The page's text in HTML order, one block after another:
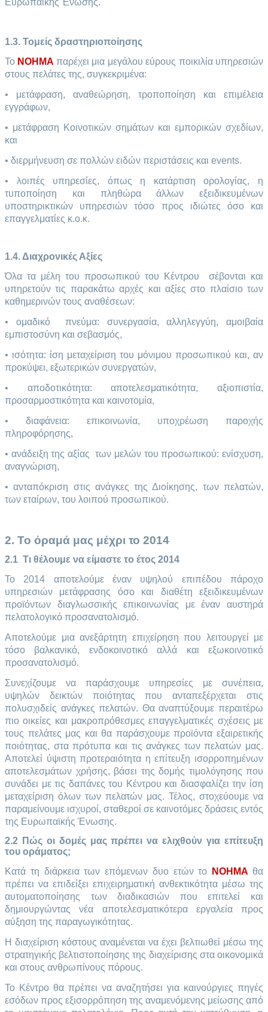
Ευρωπαϊκής Ένωσης.
1.3. Τομείς δραστηριοποίησης
Το NOHMA παρέχει μια μεγάλου εύρους ποικιλία υπηρεσιών
στους πελάτες της, συγκεκριμένα:
• μετάφραση, αναθεώρηση, τροποποίηση και επιμέλεια
εγγράφων,
• μετάφραση Κοινοτικών σημάτων και εμπορικών σχεδίων,
και
• διερμήνευση σε πολλών ειδών περιστάσεις και events.
• λοιπές υπηρεσίες, όπως η κατάρτιση ορολογίας, η
τυποποίηση και πληθώρα άλλων εξειδικευμένων
υποστηρικτικών υπηρεσιών τόσο προς ιδιώτες όσο και
επαγγελματίες κ.ο.κ.
1.4. Διαχρονικές Αξίες
Όλα τα μέλη του προσωπικού του Κέντρου σέβονται και
υπηρετούν τις παρακάτω αρχές και αξίες στο πλαίσιο των
καθημερινών τους αναθέσεων:
• ομαδικό πνεύμα: συνεργασία, αλληλεγγύη, αμοιβαία
εμπιστοσύνη και σεβασμός,
• ισότητα: ίση μεταχείριση του μόνιμου προσωπικού και, αν
προκύψει, εξωτερικών συνεργατών,
• αποδοτικότητα: αποτελεσματικότητα, αξιοπιστία,
προσαρμοστικότητα και καινοτομία,
• διαφάνεια: επικοινωνία, υποχρέωση παροχής
πληροφόρησης,
• ανάδειξη της αξίας των μελών του προσωπικού: ενίσχυση,
αναγνώριση,
• ανταπόκριση στις ανάγκες της Διοίκησης, των πελατών,
των εταίρων, του λοιπού προσωπικού.
2. Το όραμά μας μέχρι το 2014
2.1 Τι θέλουμε να είμαστε το έτος 2014
Το 2014 αποτελούμε έναν υψηλού επιπέδου πάροχο
υπηρεσιών μετάφρασης όσο και διαθέτη εξειδικευμένων
προϊόντων διαγλωσσικής επικοινωνίας με έναν αυστηρά
πελατολογικό προσανατολισμό.
Αποτελούμε μια ανεξάρτητη επιχείρηση που λειτουργεί με
τόσο βαλκανικό, ενδοκοινοτικό αλλά και εξωκοινοτικό
προσανατολισμό.
Συνεχίζουμε να παράσχουμε υπηρεσίες με συνέπεια,
υψηλών δεικτών ποιότητας που ανταπεξέρχεται στις
πολυσχιδείς ανάγκες πελατών. Θα αναπτύξουμε περαιτέρω
πιο οικείες και μακροπρόθεσμες επαγγελματικές σχέσεις με
τους πελάτες μας και θα παράσχουμε προϊόντα εξαιρετικής
ποιότητας, στα πρότυπα και τις ανάγκες των πελατών μας.
Αποτελεί ύψιστη προτεραιότητα η επίτευξη ισορροπημένων
αποτελεσμάτων χρήσης, βάσει της δομής τιμολόγησης που
συνάδει με τις δαπάνες του Κέντρου και διασφαλίζει την ίση
μεταχείριση όλων των πελατών μας. Τέλος, στοχεύουμε να
παραμείνουμε ισχυροί, σταθεροί σε καινοτόμες δράσεις εντός
της Ευρωπαϊκής Ένωσης.
2.2 Πώς οι δομές μας πρέπει να ελιχθούν για επίτευξη
του οράματος;
Κατά τη διάρκεια των επόμενων δυο ετών το
NOHMA θα
πρέπει να επιδείξει επιχειρηματική ανθεκτικότητα μέσω της
αυτοματοποίησης των διαδικασιών που επιτελεί και
δημιουργώντας νέα αποτελεσματικότερα εργαλεία προς
αύξηση της παραγωγικότητας.
Η διαχείριση κόστους αναμένεται να έχει βελτιωθεί μέσω της
στρατηγικής βελτιστοποίησης της διαχείρισης στα οικονομικά
και στους ανθρωπίνους πόρους.
Το Κέντρο θα πρέπει να αναζητήσει για καινούργιες πηγές
εσόδων προς εξισορρόπηση της αναμενόμενης μείωσης από